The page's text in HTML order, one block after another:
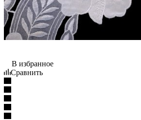
В избранное
Сравнить